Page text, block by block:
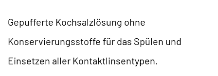
Gepufferte Kochsalzlösung ohne
Konservierungsstoffe für das Spülen und
Einsetzen aller Kontaktlinsentypen.